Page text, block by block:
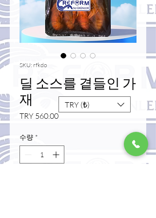
SKU: rfkdo
딜 소스를 곁들인 가
재
TRY 560.00가
수량 *
TRY (₺)